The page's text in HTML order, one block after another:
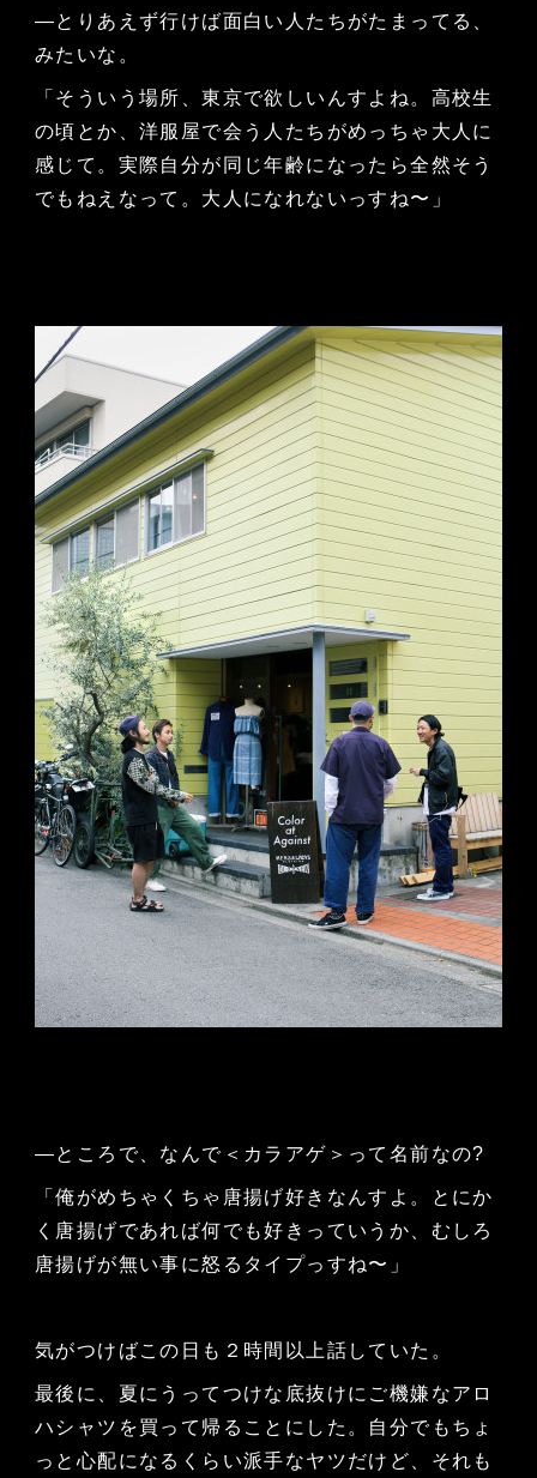
—とりあえず行けば面白い人たちがたまってる、
みたいな。
「そういう場所、東京で欲しいんすよね。高校生
の頃とか、洋服屋で会う人たちがめっちゃ大人に
感じて。実際自分が同じ年齢になったら全然そう
でもねえなって。大人になれないっすね〜」
—ところで、なんで＜カラアゲ＞って名前なの?
「俺がめちゃくちゃ唐揚げ好きなんすよ。とにか
く唐揚げであれば何でも好きっていうか、むしろ
唐揚げが無い事に怒るタイプっすね〜」
気がつけばこの日も２時間以上話していた。
最後に、夏にうってつけな底抜けにご機嫌なアロ
ハシャツを買って帰ることにした。自分でもちょ
っと心配になるくらい派手なヤツだけど、それも